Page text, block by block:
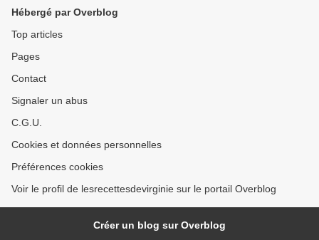
Hébergé par Overblog
Top articles
Pages
Contact
Signaler un abus
C.G.U.
Cookies et données personnelles
Préférences cookies
Voir le profil de lesrecettesdevirginie sur le portail Overblog
Créer un blog sur Overblog